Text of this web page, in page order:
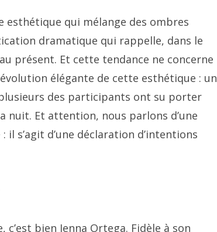
esthétique qui mélange des ombres
dramatique qui rappelle, dans le
présent. Et cette tendance ne concerne
élégante de cette esthétique : un
des participants ont su porter
nuit. Et attention, nous parlons d’une
il s’agit d’une déclaration d’intentions
bien Jenna Ortega. Fidèle à son